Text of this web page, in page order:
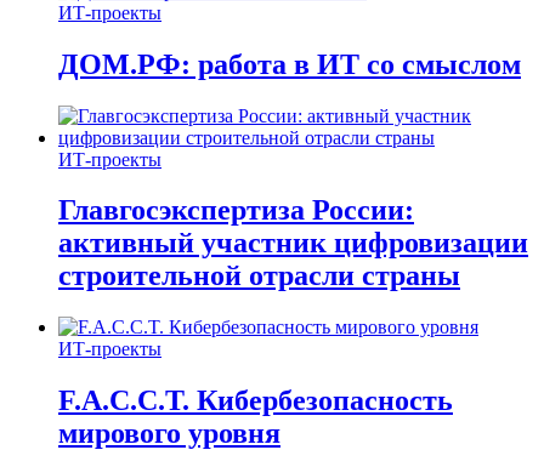
ИТ-проекты
ДОМ.РФ: работа в ИТ со смыслом
ИТ-проекты
Главгосэкспертиза России:
активный участник цифровизации
строительной отрасли страны
ИТ-проекты
F.A.C.C.T. Кибербезопасность
мирового уровня